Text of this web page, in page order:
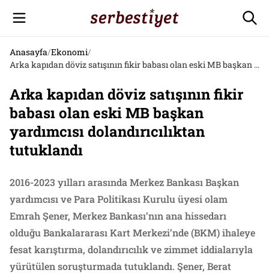
Anasayfa/Ekonomi/
Arka kapıdan döviz satışının fikir babası olan eski MB başkan yardımcısı dolandırıcılıktan tutuklandı
Arka kapıdan döviz satışının fikir
babası olan eski MB başkan
yardımcısı dolandırıcılıktan
tutuklandı
2016-2023 yılları arasında Merkez Bankası Başkan
yardımcısı ve Para Politikası Kurulu üyesi olam
Emrah Şener, Merkez Bankası’nın ana hissedarı
olduğu Bankalararası Kart Merkezi’nde (BKM) ihaleye
fesat karıştırma, dolandırıcılık ve zimmet iddialarıyla
yürütülen soruşturmada tutuklandı. Şener, Berat